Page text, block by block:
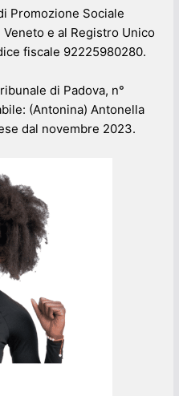
Promozione Sociale
e al Registro Unico
fiscale 92225980280.
di Padova, n°
(Antonina) Antonella
dal novembre 2023.